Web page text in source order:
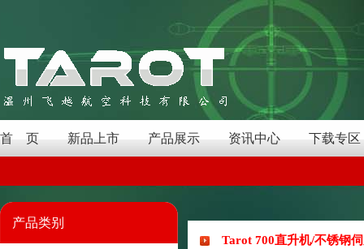
首 页 新品上市 产品展示 资讯中心 下载专区
产品类别
Tarot 700直升机/不锈钢